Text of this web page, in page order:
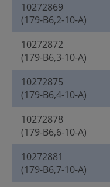
10272869
(179-B6,2-10-A)
10272872
(179-B6,3-10-A)
10272875
(179-B6,4-10-A)
10272878
(179-B6,6-10-A)
10272881
(179-B6,7-10-A)